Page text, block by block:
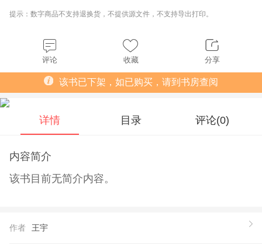
提示：数字商品不支持退换货，不提供源文件，不支持导出打印。
评论 收藏 分享
该书已下架，如已购买，请到书房查阅
详情 目录 评论(0)
内容简介
该书目前无简介内容。
作者 王宇